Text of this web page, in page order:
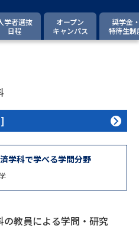
大学入学共通テスト「受験案
内」の請求
高等学校卒業程度認定試験
小学校教員資格認定試験
学者選抜
日程
オープン
キャンパス
奨学金
特待生制
学科で学べる学問分野
教員による学問・研究